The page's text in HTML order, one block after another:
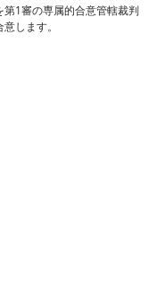
1審の専属的合意管轄裁判
します。